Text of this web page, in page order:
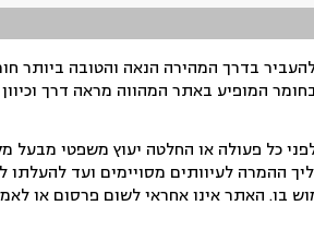
בדרך המהירה הנאה והטובה ביותר
המופיע באתר המהווה מראה דרך
כל פעולה או החלטה יעוץ משפטי מבעל
ההמרה לעיוותים מסויימים ועד להעלתו
בו. האתר אינו אחראי לשום פרסום או